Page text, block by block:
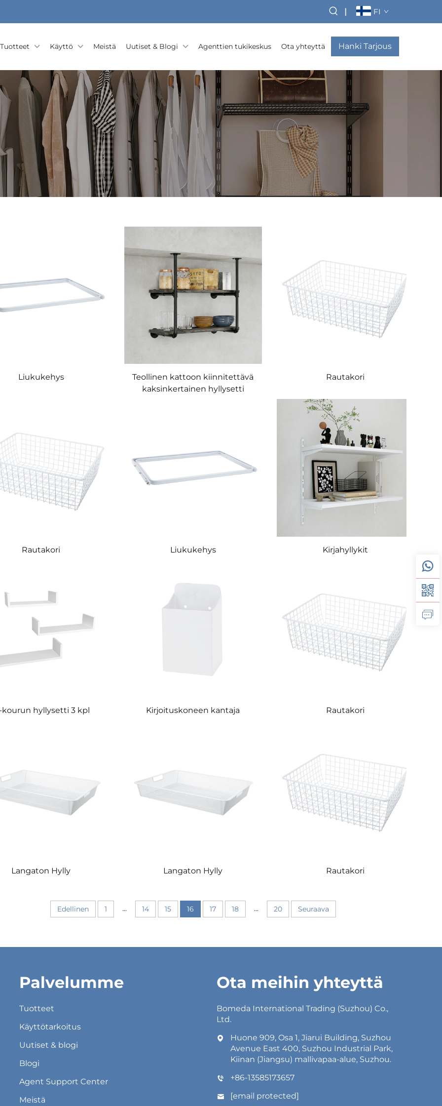
| FI
Tuotteet Käyttö Meistä Uutiset & Blogi Agenttien tukikeskus Ota yhteyttä Hanki Tarjous
Liukukehys
Teollinen kattoon kiinnitettävä
kaksinkertainen hyllysetti
Rautakori
Rautakori Liukukehys Kirjahyllykit
kourun hyllysetti 3 kpl Kirjoituskoneen kantaja Rautakori
Langaton Hylly Langaton Hylly Rautakori
Edellinen 1 ... 14 15 16 17 18 ... 20 Seuraava
Palvelumme
Tuotteet
Käyttötarkoitus
Uutiset & blogi
Blogi
Agent Support Center
Meistä
Ota meihin yhteyttä
Bomeda International Trading (Suzhou) Co.,
Ltd.
Huone 909, Osa 1, Jiarui Building, Suzhou
Avenue East 400, Suzhou Industrial Park,
Kiinan (Jiangsu) mallivapaa-alue, Suzhou.
+86-13585173657
[email protected]